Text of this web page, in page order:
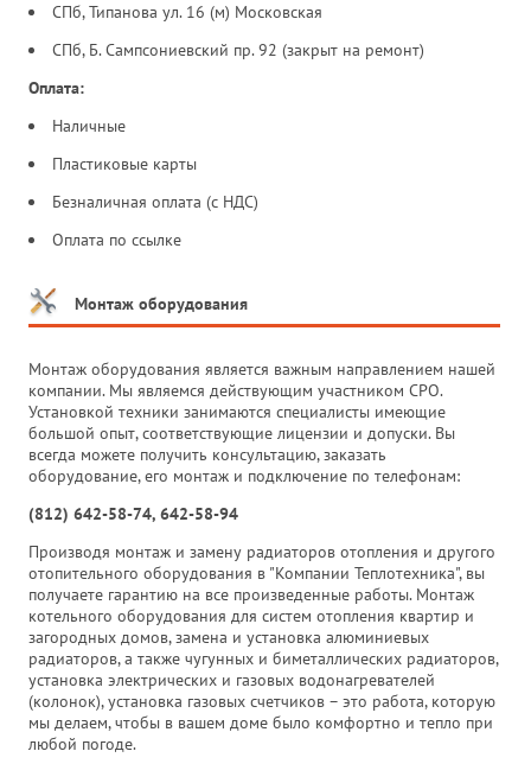
СПб, Типанова ул. 16 (м) Московская
СПб, Б. Сампсониевский пр. 92 (закрыт на ремонт)
Оплата:
Наличные
Пластиковые карты
Безналичная оплата (с НДС)
Оплата по ссылке
Монтаж оборудования
Монтаж оборудования является важным направлением нашей
компании. Мы являемся действующим участником СРО.
Установкой техники занимаются специалисты имеющие
большой опыт, соответствующие лицензии и допуски. Вы
всегда можете получить консультацию, заказать
оборудование, его монтаж и подключение по телефонам:
(812) 642-58-74, 642-58-94
Производя монтаж и замену радиаторов отопления и другого
отопительного оборудования в "Компании Теплотехника", вы
получаете гарантию на все произведенные работы. Монтаж
котельного оборудования для систем отопления квартир и
загородных домов, замена и установка алюминиевых
радиаторов, а также чугунных и биметаллических радиаторов,
установка электрических и газовых водонагревателей
(колонок), установка газовых счетчиков – это работа, которую
мы делаем, чтобы в вашем доме было комфортно и тепло при
любой погоде.